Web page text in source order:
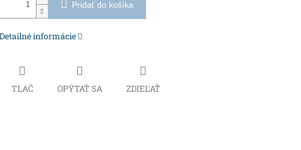
Pridať do košíka
Detailné informácie
TLAČ OPÝTAŤ SA ZDIEĽAŤ